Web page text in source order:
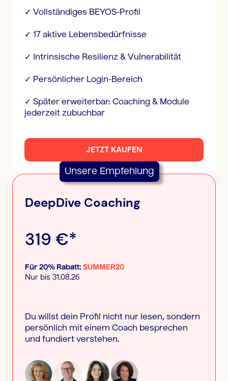
✓ Vollständiges BEYOS-Profil
✓ 17 aktive Lebensbedürfnisse
✓ Intrinsische Resilienz & Vulnerabilität
✓ Persönlicher Login-Bereich
✓ Später erweiterbar: Coaching & Module
jederzeit zubuchbar
JETZT KAUFEN
Unsere Empfehlung
DeepDive Coaching
319 €*
Für 20% Rabatt: SUMMER20
Nur bis 31.08.26
Du willst dein Profil nicht nur lesen, sondern
persönlich mit einem Coach besprechen
und fundiert verstehen.